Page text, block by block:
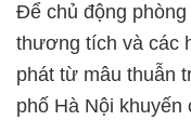
Để chủ động
thương tích và các
phát từ mâu thuẫn
phố Hà Nội